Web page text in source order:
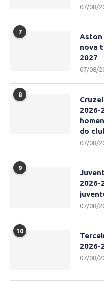
07/08/
7
Aston
nova
2027
07/08/
8
2026-
do
07/08/
9
2026-
07/08/
10
2026-
07/08/